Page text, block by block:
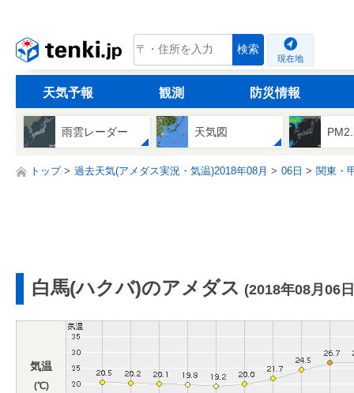
tenki.jp 検索
現在地
天気予報 観測 防災情報
雨雲レーダー 天気図
トップ 過去天気(アメダス実況・気温)2018年08月 06日 関東・
白馬(ハクバ)のアメダス (2018年08月06
気温
(℃)